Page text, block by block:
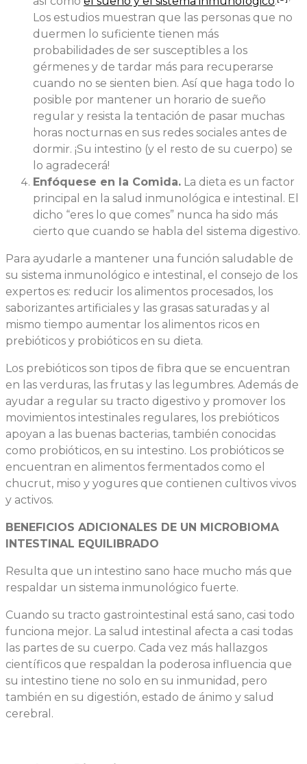
Los estudios muestran que las personas que no
duermen lo suficiente tienen más
probabilidades de ser susceptibles a los
gérmenes y de tardar más para recuperarse
cuando no se sienten bien. Así que haga todo lo
posible por mantener un horario de sueño
regular y resista la tentación de pasar muchas
horas nocturnas en sus redes sociales antes de
dormir. ¡Su intestino (y el resto de su cuerpo) se
lo agradecerá!
Enfóquese en la Comida. La dieta es un factor
principal en la salud inmunológica e intestinal. El
dicho “eres lo que comes” nunca ha sido más
cierto que cuando se habla del sistema digestivo.
Para ayudarle a mantener una función saludable de
su sistema inmunológico e intestinal, el consejo de los
expertos es: reducir los alimentos procesados, los
saborizantes artificiales y las grasas saturadas y al
mismo tiempo aumentar los alimentos ricos en
prebióticos y probióticos en su dieta.
Los prebióticos son tipos de fibra que se encuentran
en las verduras, las frutas y las legumbres. Además de
ayudar a regular su tracto digestivo y promover los
movimientos intestinales regulares, los prebióticos
apoyan a las buenas bacterias, también conocidas
como probióticos, en su intestino. Los probióticos se
encuentran en alimentos fermentados como el
chucrut, miso y yogures que contienen cultivos vivos
y activos.
BENEFICIOS ADICIONALES DE UN MICROBIOMA
INTESTINAL EQUILIBRADO
Resulta que un intestino sano hace mucho más que
respaldar un sistema inmunológico fuerte.
Cuando su tracto gastrointestinal está sano, casi todo
funciona mejor. La salud intestinal afecta a casi todas
las partes de su cuerpo. Cada vez más hallazgos
científicos que respaldan la poderosa influencia que
su intestino tiene no solo en su inmunidad, pero
también en su digestión, estado de ánimo y salud
cerebral.